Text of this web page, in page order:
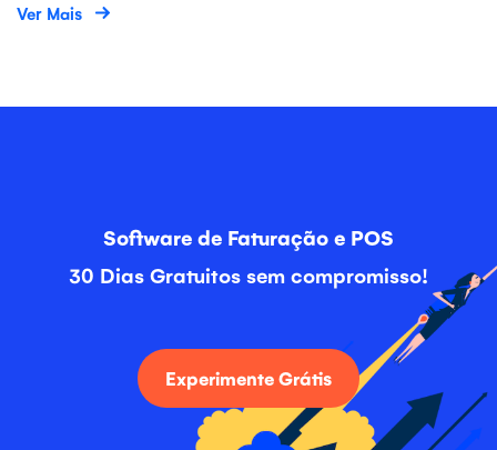
Ver Mais
Software de Faturação e POS
30 Dias Gratuitos sem compromisso!
Experimente Grátis